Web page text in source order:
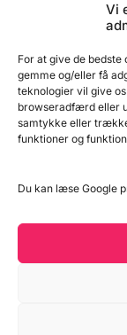
Vi
For at give de
gemme og/eller få
teknologier vil give
browseradfærd eller
samtykke eller
funktioner og
Du kan læse Google
Tilmeld dig
samt
indbakke.